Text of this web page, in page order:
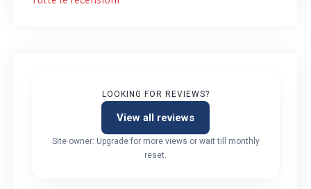
LOOKING FOR REVIEWS?
View all reviews
Site owner: Upgrade for more views or wait till monthly
reset.